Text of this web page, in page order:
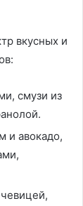
вкусных и
смузи из
и авокадо,